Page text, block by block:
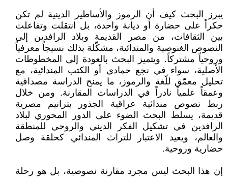
يبرز البحث كيف أن الرموز والأساطير الدينية لم تكن
حكراً على حضارة أو ديانة واحدة، بل انتقلت وتفاعلت
بين الثقافات، من مصر القديمة وبلاد الرافدين إلى
النصوص الغنوصية والمندائية، مشكّلة بذلك نسيجاً معرفياً
وروحياً مشتركاً. ويتميز البحث بالعودة إلى المخطوطات
الأصلية، سواء في نجع حمادي أو الكتب المندائية، مع
تحليل معمّق للّغة والرموز، ما يمنح الدراسة مصداقية
وعمقاً علمياً نادراً في الدراسات المقارنة. ومن خلال
ربط نصوص مندائية عراقية الجذور بترانيم مصرية
قديمة، يسلط البحث الضوء على الدور المحوري لبلاد
الرافدين في تشكيل الفكر الديني والروحي للمنطقة
والعالم، ويعيد الاعتبار للتراث المندائي كحلقة وصل
حضارية وروحية.
إن هذا البحث ليس مجرد مقارنة نصوصية، بل هو رحلة